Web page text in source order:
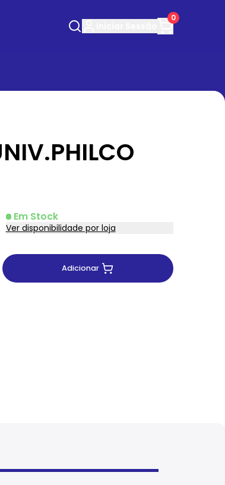
0
Em Stock
Ver disponibilidade por loja
Adicionar